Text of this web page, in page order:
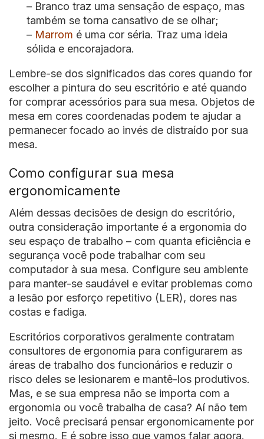
– Branco traz uma sensação de espaço, mas
também se torna cansativo de se olhar;
– Marrom é uma cor séria. Traz uma ideia
sólida e encorajadora.
Lembre-se dos significados das cores quando for
escolher a pintura do seu escritório e até quando
for comprar acessórios para sua mesa. Objetos de
mesa em cores coordenadas podem te ajudar a
permanecer focado ao invés de distraído por sua
mesa.
Como configurar sua mesa
ergonomicamente
Além dessas decisões de design do escritório,
outra consideração importante é a ergonomia do
seu espaço de trabalho – com quanta eficiência e
segurança você pode trabalhar com seu
computador à sua mesa. Configure seu ambiente
para manter-se saudável e evitar problemas como
a lesão por esforço repetitivo (LER), dores nas
costas e fadiga.
Escritórios corporativos geralmente contratam
consultores de ergonomia para configurarem as
áreas de trabalho dos funcionários e reduzir o
risco deles se lesionarem e mantê-los produtivos.
Mas, e se sua empresa não se importa com a
ergonomia ou você trabalha de casa? Aí não tem
jeito. Você precisará pensar ergonomicamente por
si mesmo. E é sobre isso que vamos falar agora.